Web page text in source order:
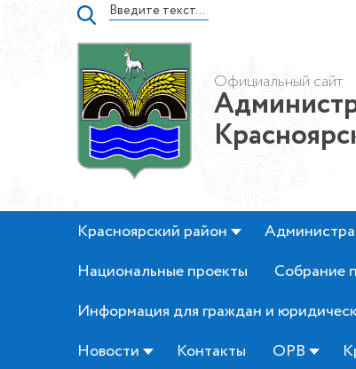
Официальный сайт
Красноярский район
Национальные проекты
Собрание
Информация для граждан и
Новости
Контакты ОРВ